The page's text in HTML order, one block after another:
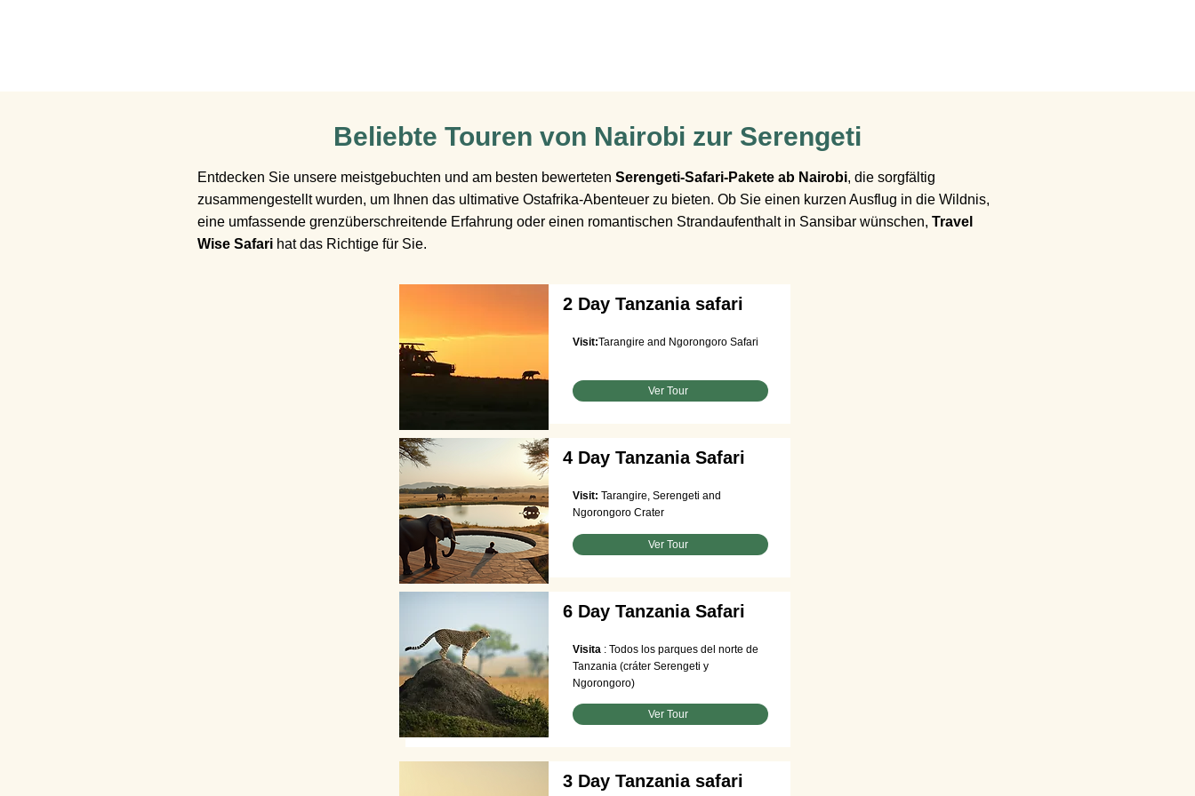
Beliebte Touren von Nairobi zur Serengeti
Entdecken Sie unsere meistgebuchten und am besten bewerteten Serengeti-Safari-Pakete ab Nairobi, die sorgfältig
zusammengestellt wurden, um Ihnen das ultimative Ostafrika-Abenteuer zu bieten. Ob Sie einen kurzen Ausflug in die Wildnis,
eine umfassende grenzüberschreitende Erfahrung oder einen romantischen Strandaufenthalt in Sansibar wünschen, Travel
Wise Safari hat das Richtige für Sie.
2 Day Tanzania safari
Visit:Tarangire and Ngorongoro Safari
Ver Tour
4 Day Tanzania Safari
Visit: Tarangire, Serengeti and
Ngorongoro Crater
Ver Tour
6 Day Tanzania Safari
Visita: Todos los parques del norte de
Tanzania (cráter Serengeti y
Ngorongoro)
Ver Tour
3 Day Tanzania safari